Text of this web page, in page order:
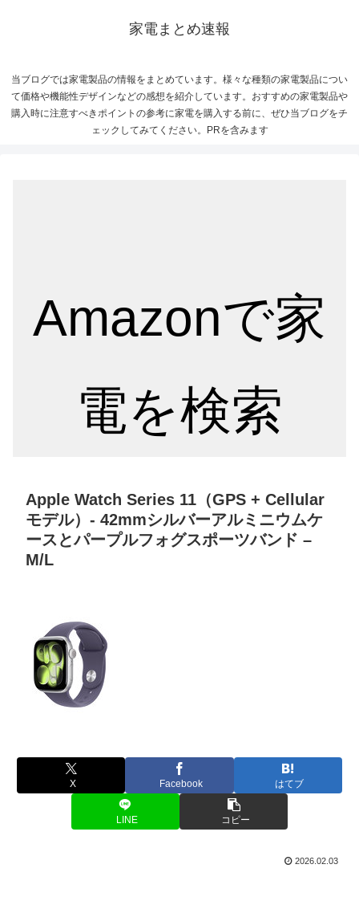
家電まとめ速報
当ブログでは家電製品の情報をまとめています。様々な種類の家電製品につい
て価格や機能性デザインなどの感想を紹介しています。おすすめの家電製品や
購入時に注意すべきポイントの参考に家電を購入する前に、ぜひ当ブログをチ
ェックしてみてください。PRを含みます
Amazonで家
電を検索
Apple Watch Series 11（GPS + Cellular
モデル）- 42mmシルバーアルミニウムケ
ースとパープルフォグスポーツバンド –
M/L
X Facebook はてブ
LINE コピー
2026.02.03